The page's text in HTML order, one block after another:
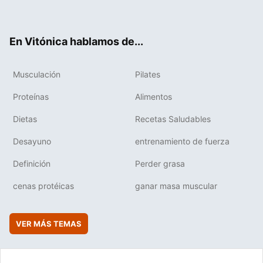
En Vitónica hablamos de...
Musculación Pilates
Proteínas Alimentos
Dietas Recetas Saludables
Desayuno entrenamiento de fuerza
Definición Perder grasa
cenas protéicas ganar masa muscular
VER MÁS TEMAS